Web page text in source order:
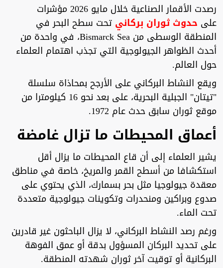
رصدت الأقمار الصناعية خلال مايو 2026 مؤشرات
على حدوث ثوران بركاني تحت سطح البحر في
المنطقة الوسطى من Bismarck Sea، في واحدة من
أحدث الظواهر الجيولوجية التي تجذب اهتمام العلماء
حول العالم.
ويقع النشاط البركاني على الأرجح بمحاذاة سلسلة
"تيتان" الجبلية البحرية، على بعد نحو 16 كيلومترا من
موقع ثوران سابق حدث عام 1972.
أعماق المحيطات ما تزال غامضة
يشير العلماء إلى أن قاع المحيطات ما يزال أقل
استكشافا من أسطح القمر والمريخ، خاصة في مناطق
معقدة جيولوجيا مثل بحر بسمارك، الذي يحتوي على
صدوع وبراكين ومنحدرات وتكوينات جيولوجية متعددة
تحت الماء.
ورغم رصد النشاط البركاني، لا يزال الباحثون غير قادرين
على تحديد البركان المسؤول بدقة أو عمق الفوهة
البركانية أو توقيت آخر ثوران شهدته المنطقة.